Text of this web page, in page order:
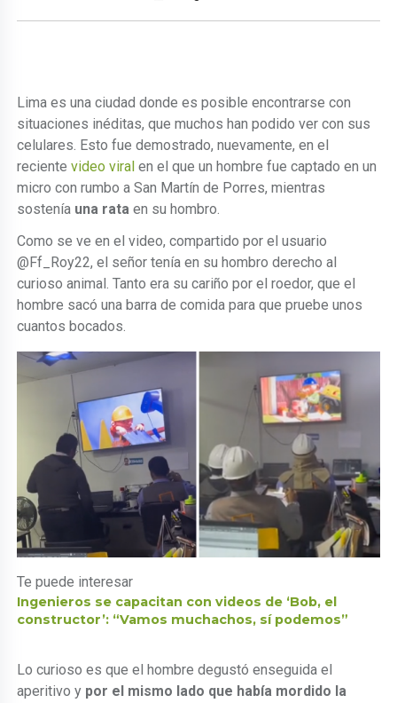
Lima es una ciudad donde es posible encontrarse con
situaciones inéditas, que muchos han podido ver con sus
celulares. Esto fue demostrado, nuevamente, en el
recientevideo viral en el que un hombre fue captado en un
micro con rumbo a San Martín de Porres, mientras
sostenía una rata en su hombro.
Como se ve en el video, compartido por el usuario
@Ff_Roy22, el señor tenía en su hombro derecho al
curioso animal. Tanto era su cariño por el roedor, que el
hombre sacó una barra de comida para que pruebe unos
cuantos bocados.
Te puede interesar
Ingenieros se capacitan con videos de ‘Bob, el
constructor’: “Vamos muchachos, sí podemos”
Lo curioso es que el hombre degustó enseguida el
aperitivo y por el mismo lado que había mordido la